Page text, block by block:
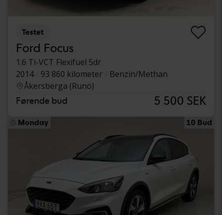
Testet
Ford Focus
1.6 Ti-VCT Flexifuel 5dr
2014
93 860 kilometer
Benzin/Methan
Åkersberga (Runö)
Førende bud 5 500 SEK
Monday 10 Bud